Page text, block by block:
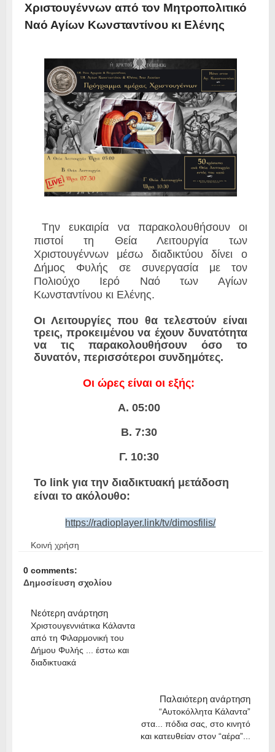
Χριστουγέννων από τον Μητροπολιτικό
Ναό Αγίων Κωνσταντίνου κι Ελένης
Tην ευκαιρία να παρακολουθήσουν οι
πιστοί τη Θεία Λειτουργία των
Χριστουγέννων μέσω διαδικτύου δίνει ο
Δήμος Φυλής σε συνεργασία με τον
Πολιούχο Ιερό Ναό των Αγίων
Κωνσταντίνου κι Ελένης.
Οι Λειτουργίες που θα τελεστούν είναι
τρεις, προκειμένου να έχουν δυνατότητα
να τις παρακολουθήσουν όσο το
δυνατόν, περισσότεροι συνδημότες.
Οι ώρες είναι οι εξής:
Α. 05:00
Β. 7:30
Γ. 10:30
Το link για την διαδικτυακή μετάδοση
είναι το ακόλουθο:
https://radioplayer.link/tv/dimosfilis/
Κοινή χρήση
0 comments:
Δημοσίευση σχολίου
Νεότερη ανάρτηση
Χριστουγεννιάτικα Κάλαντα
από τη Φιλαρμονική του
Δήμου Φυλής ... έστω και
διαδικτυακά
Παλαιότερη ανάρτηση
“Αυτοκόλλητα Κάλαντα”
στα... πόδια σας, στο κινητό
και κατευθείαν στον “αέρα”...